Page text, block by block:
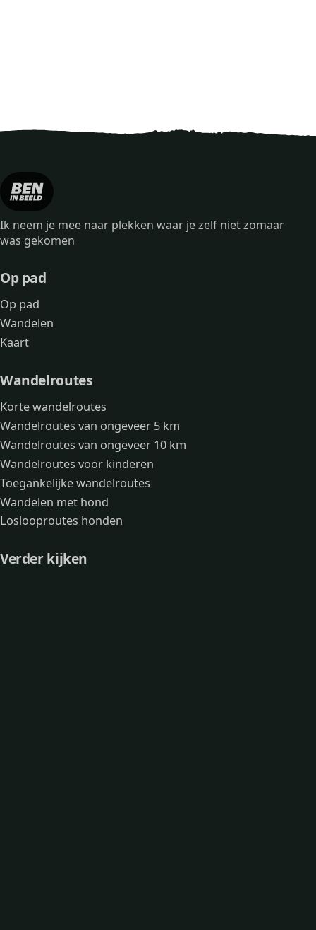
Ik neem je mee naar plekken waar je zelf niet zomaar
was gekomen
Op pad
Op pad
Wandelen
Kaart
Wandelroutes
Korte wandelroutes
Wandelroutes van ongeveer 5 km
Wandelroutes van ongeveer 10 km
Wandelroutes voor kinderen
Toegankelijke wandelroutes
Wandelen met hond
Loslooproutes honden
Verder kijken